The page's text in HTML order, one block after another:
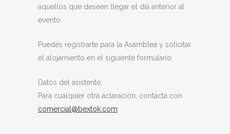
aquellos que deseen llegar el día anterior al
evento.
Puedes registrarte para la Asamblea y solicitar
el alojamiento en el siguiente formulario.
Datos del asistente:
Para cualquier otra aclaración, contacta con
comercial@bextok.com